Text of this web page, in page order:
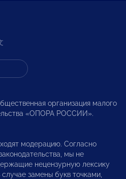
организация малого
«ОПОРА РОССИИ».
модерацию. Согласно
мы не
нецензурную лексику
замены букв точками,